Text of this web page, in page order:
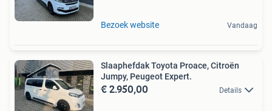
Bezoek website Vandaag
Slaaphefdak Toyota Proace, Citroën
Jumpy, Peugeot Expert.
€ 2.950,00 Details